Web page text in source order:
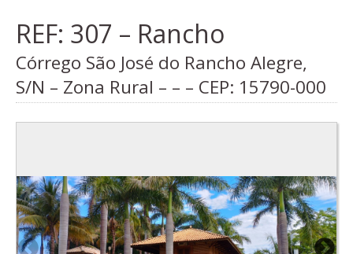
REF: 307 – Rancho
Córrego São José do Rancho Alegre,
S/N – Zona Rural – – – CEP: 15790-000